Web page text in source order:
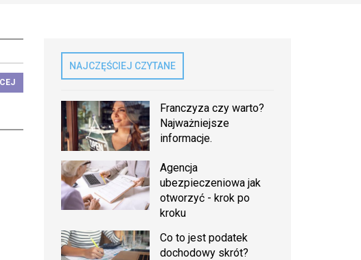
NAJCZĘŚCIEJ CZYTANE
Franczyza czy warto?
Najważniejsze
informacje.
Agencja
ubezpieczeniowa jak
otworzyć - krok po
kroku
Co to jest podatek
dochodowy skrót?